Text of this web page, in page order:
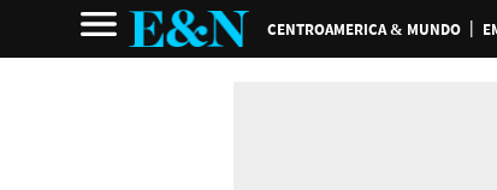
CENTROAMERICA & MUNDO